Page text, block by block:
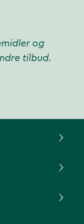
og
tilbud.